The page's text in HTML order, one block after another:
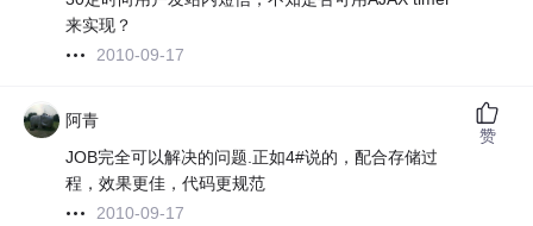
来实现？
2010-09-17
阿青
JOB完全可以解决的问题.正如4#说的，配合存储过
程，效果更佳，代码更规范
2010-09-17
赞